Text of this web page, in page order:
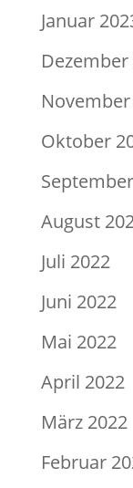
Januar
Dezember
Oktober
August
Juli 2022
Juni 2022
Mai 2022
April 2022
März 2022
Februar